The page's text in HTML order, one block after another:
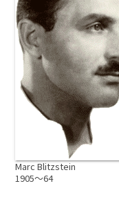
Marc Blitzstein
1905〜64